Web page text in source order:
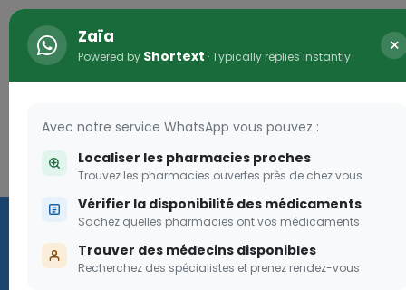
Connexion
Programme OLGA-ESTHER
Rejoignez le programme Olga Esther pour les femmes
enceintes
Zaïa
Powered by Shortext · Typically replies instantly ×
Avec notre service WhatsApp vous pouvez :
Localiser les pharmacies proches
Trouvez les pharmacies ouvertes près de chez vous
Vérifier la disponibilité des médicaments
Sachez quelles pharmacies ont vos médicaments
Trouver des médecins disponibles
Recherchez des spécialistes et prenez rendez-vous